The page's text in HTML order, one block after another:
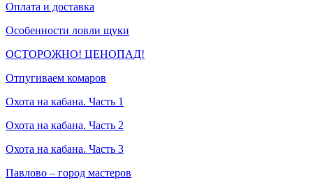
Оплата и доставка
Особенности ловли щуки
ОСТОРОЖНО! ЦЕНОПАД!
Отпугиваем комаров
Охота на кабана. Часть 1
Охота на кабана. Часть 2
Охота на кабана. Часть 3
Павлово – город мастеров